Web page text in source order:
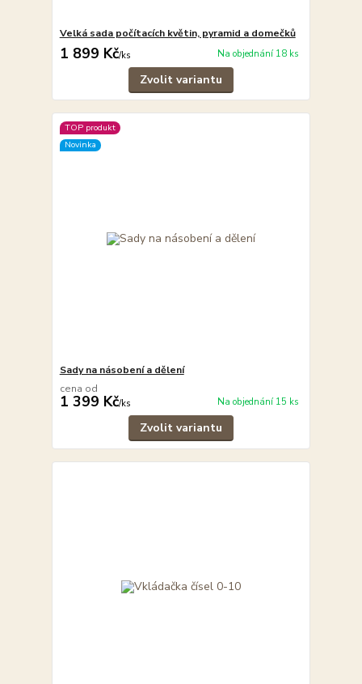
Velká sada počítacích květin, pyramid a domečků
1 899 Kč/ks Na objednání 18 ks
Zvolit variantu
TOP produkt
Novinka
Sady na násobení a dělení
cena od
1 399 Kč/ks Na objednání 15 ks
Zvolit variantu